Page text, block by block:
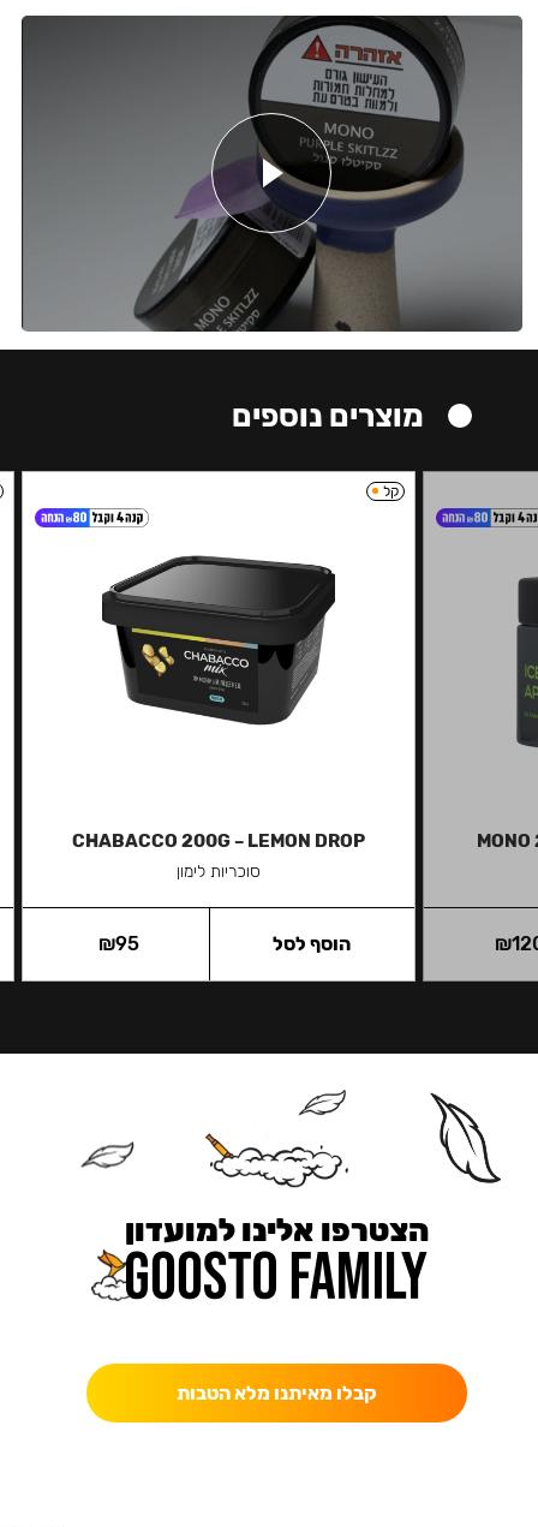
מוצרים נוספים
₪
קל
CHABACCO 200G – LEMON DROP
סוכריות לימון
₪95 הוסף לסל
הצטרפו אלינו למועדון
קבלו מאיתנו מלא הטבות